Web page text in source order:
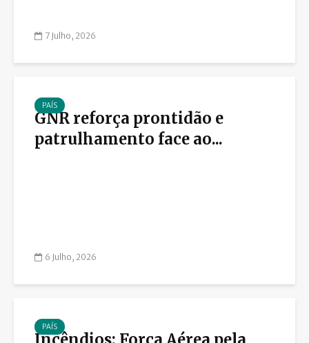
7 Julho, 2026
PAÍS
GNR reforça prontidão e
patrulhamento face ao...
6 Julho, 2026
PAÍS